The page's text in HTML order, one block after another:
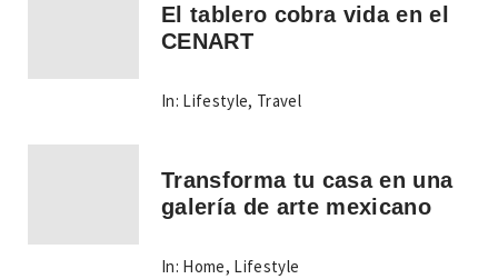
El tablero cobra vida en el
CENART
In: Lifestyle, Travel
Transforma tu casa en una
galería de arte mexicano
In: Home, Lifestyle